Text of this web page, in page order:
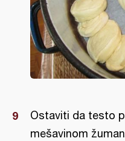
Ostaviti da testo
mešavinom